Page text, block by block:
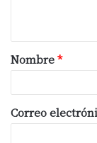
Nombre*
Correo